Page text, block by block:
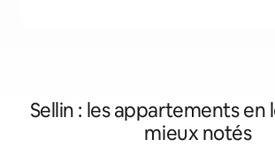
Sellin : les appartements en
mieux notés